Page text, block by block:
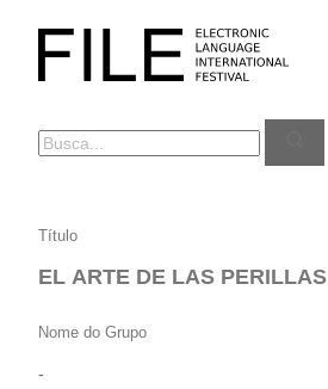
FILE
FESTIVAL
EL
ARTE
LAS
Título
EL ARTE DE LAS PERILLAS
Nome do Grupo
-